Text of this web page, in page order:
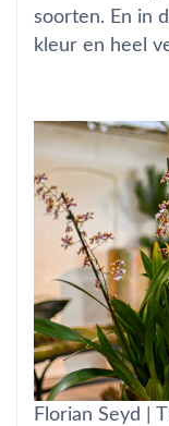
soorten. En in
kleur en heel
Florian Seyd |